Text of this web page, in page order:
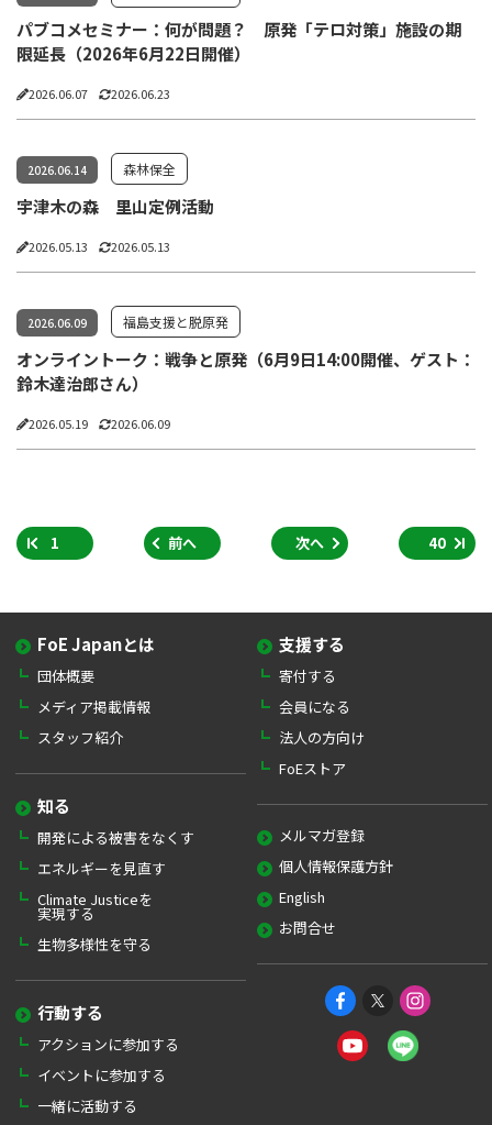
パブコメセミナー：何が問題？ 原発「テロ対策」施設の期
限延長（2026年6月22日開催）
2026.06.07 2026.06.23
2026.06.14 森林保全
宇津木の森 里山定例活動
2026.05.13 2026.05.13
2026.06.09 福島支援と脱原発
オンライントーク：戦争と原発（6月9日14:00開催、ゲスト：
鈴木達治郎さん）
2026.05.19 2026.06.09
1 前へ 次へ 40
FoE Japanとは
団体概要
メディア掲載情報
スタッフ紹介
知る
開発による被害をなくす
エネルギーを見直す
Climate Justiceを
実現する
生物多様性を守る
行動する
アクションに参加する
イベントに参加する
一緒に活動する
支援する
寄付する
会員になる
法人の方向け
FoEストア
メルマガ登録
個人情報保護方針
English
お問合せ